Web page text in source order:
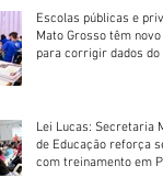
Escolas públicas e
Mato Grosso têm
para corrigir dados do
Lei Lucas: Secretaria
de Educação reforça
com treinamento em